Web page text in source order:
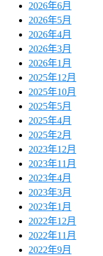
2026年6月
2026年5月
2026年4月
2026年3月
2026年1月
2025年12月
2025年10月
2025年5月
2025年4月
2025年2月
2023年12月
2023年11月
2023年4月
2023年3月
2023年1月
2022年12月
2022年11月
2022年9月